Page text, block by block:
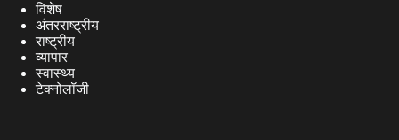
विशेष
अंतरराष्ट्रीय
राष्ट्रीय
व्यापार
स्वास्थ्य
टेक्नोलॉजी